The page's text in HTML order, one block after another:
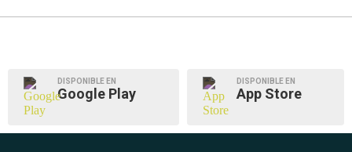
DISPONIBLE EN
Google Play
DISPONIBLE EN
App Store